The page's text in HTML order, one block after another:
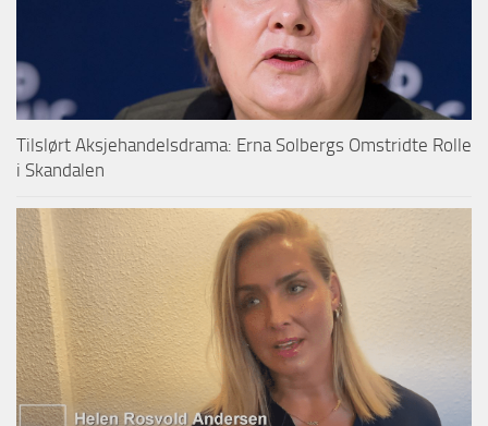
Tilslørt Aksjehandelsdrama: Erna Solbergs Omstridte Rolle
i Skandalen